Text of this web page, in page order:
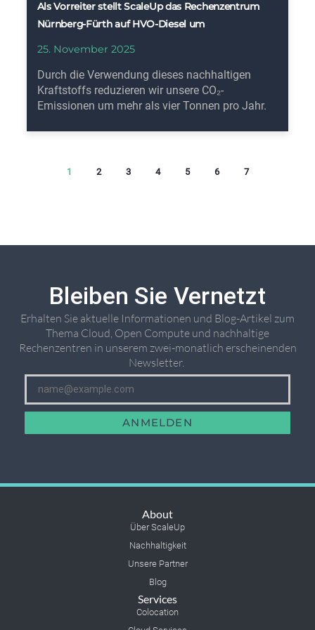
Als Vorreiter stellt ScaleUp das Rechenzentrum
Nürnberg-Fürth auf HVO-Diesel um
25. November 2025
Durch die Verwendung dieses nachhaltigen
Kraftstoffs reduzieren wir unsere CO₂-
Emissionen um mehr als vier Tonnen pro Jahr.
1 2 3 4 5 6 7
Bleiben Sie Vernetzt
Erhalten Sie aktuelle Informationen und Blog-Artikel zum
Thema Cloud, Open Compute und nachhaltige
Rechenzentren in unserem zwei-monatlich erscheinenden
Newsletter. ​
ANMELDEN
About
Über ScaleUp
Nachhaltigkeit
Unsere Partner
Blog
Services
Colocation